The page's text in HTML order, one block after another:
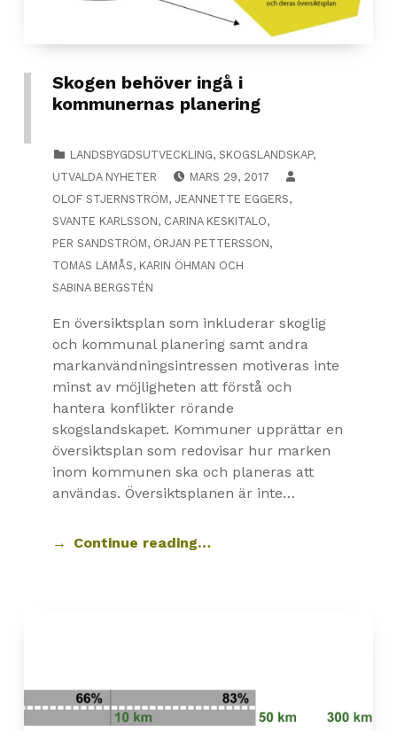
Skogen behöver ingå i
kommunernas planering
LANDSBYGDSUTVECKLING, SKOGSLANDSKAP,
UTVALDA NYHETER
MARS 29, 2017
OLOF STJERNSTRÖM, JEANNETTE EGGERS,
SVANTE KARLSSON, CARINA KESKITALO,
PER SANDSTRÖM, ÖRJAN PETTERSSON,
TOMAS LÄMÅS, KARIN ÖHMAN OCH
SABINA BERGSTÉN
En översiktsplan som inkluderar skoglig
och kommunal planering samt andra
markanvändningsintressen motiveras inte
minst av möjligheten att förstå och
hantera konflikter rörande
skogslandskapet. Kommuner upprättar en
översiktsplan som redovisar hur marken
inom kommunen ska och planeras att
användas. Översiktsplanen är inte…
Continue reading…